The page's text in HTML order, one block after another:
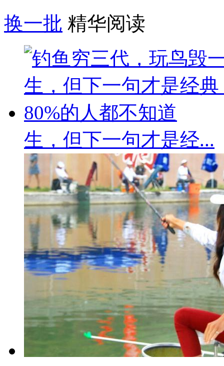
换一批 精华阅读
生，但下一句才是经...